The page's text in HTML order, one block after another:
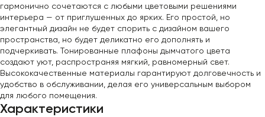
гармонично сочетаются с любыми цветовыми решениями
интерьера — от приглушенных до ярких. Его простой, но
элегантный дизайн не будет спорить с дизайном вашего
пространства, но будет деликатно его дополнять и
подчеркивать. Тонированные плафоны дымчатого цвета
создают уют, распространяя мягкий, равномерный свет.
Высококачественные материалы гарантируют долговечность и
удобство в обслуживании, делая его универсальным выбором
для любого помещения.
Характеристики